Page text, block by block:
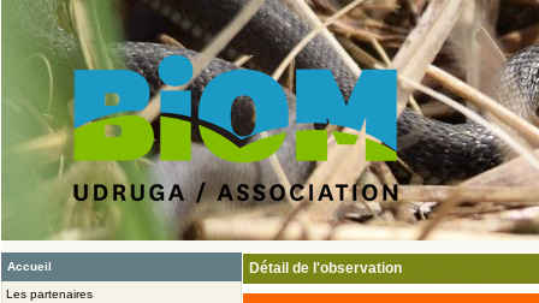
Accueil
Les partenaires
Détail de l'observation